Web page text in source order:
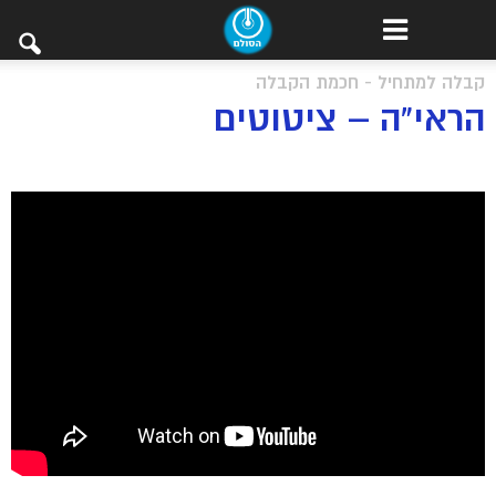
קבלה למתחיל - חכמת הקבלה
הראי”ה – ציטוטים